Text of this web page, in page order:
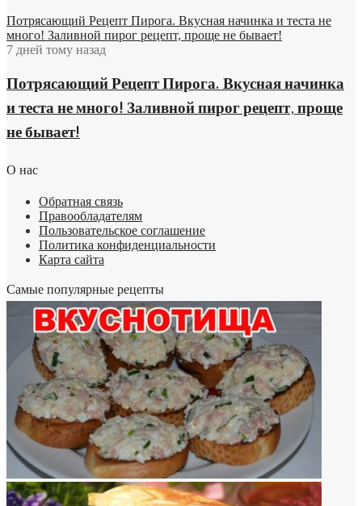
Потрясающий Рецепт Пирога. Вкусная начинка и теста не
много! Заливной пирог рецепт, проще не бывает!
7 дней тому назад
Потрясающий Рецепт Пирога. Вкусная начинка
и теста не много! Заливной пирог рецепт, проще
не бывает!
О нас
Обратная связь
Правообладателям
Пользовательское соглашение
Политика конфиденциальности
Карта сайта
Самые популярные рецепты